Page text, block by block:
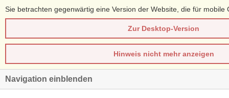
Sie betrachten gegenwärtig eine Version der Website, die für mobile
Zur Desktop-Version
Hinweis nicht mehr anzeigen
Navigation einblenden